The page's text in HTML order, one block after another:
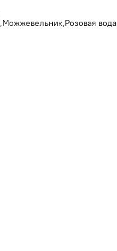
Можжевельник Розовая вода